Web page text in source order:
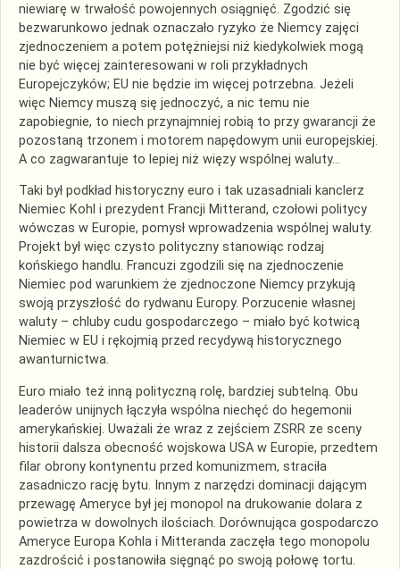
niewiarę w trwałość powojennych osiągnięć. Zgodzić się
bezwarunkowo jednak oznaczało ryzyko że Niemcy zajęci
zjednoczeniem a potem potężniejsi niż kiedykolwiek mogą
nie być więcej zainteresowani w roli przykładnych
Europejczyków; EU nie będzie im więcej potrzebna. Jeżeli
więc Niemcy muszą się jednoczyć, a nic temu nie
zapobiegnie, to niech przynajmniej robią to przy gwarancji że
pozostaną trzonem i motorem napędowym unii europejskiej.
A co zagwarantuje to lepiej niż więzy wspólnej waluty…
Taki był podkład historyczny euro i tak uzasadniali kanclerz
Niemiec Kohl i prezydent Francji Mitterand, czołowi politycy
wówczas w Europie, pomysł wprowadzenia wspólnej waluty.
Projekt był więc czysto polityczny stanowiąc rodzaj
końskiego handlu. Francuzi zgodzili się na zjednoczenie
Niemiec pod warunkiem że zjednoczone Niemcy przykują
swoją przyszłość do rydwanu Europy. Porzucenie własnej
waluty – chluby cudu gospodarczego – miało być kotwicą
Niemiec w EU i rękojmią przed recydywą historycznego
awanturnictwa.
Euro miało też inną polityczną rolę, bardziej subtelną. Obu
leaderów unijnych łączyła wspólna niechęć do hegemonii
amerykańskiej. Uważali że wraz z zejściem ZSRR ze sceny
historii dalsza obecność wojskowa USA w Europie, przedtem
filar obrony kontynentu przed komunizmem, straciła
zasadniczo rację bytu. Innym z narzędzi dominacji dającym
przewagę Ameryce był jej monopol na drukowanie dolara z
powietrza w dowolnych ilościach. Dorównująca gospodarczo
Ameryce Europa Kohla i Mitteranda zaczęła tego monopolu
zazdrościć i postanowiła sięgnąć po swoją połowę tortu.